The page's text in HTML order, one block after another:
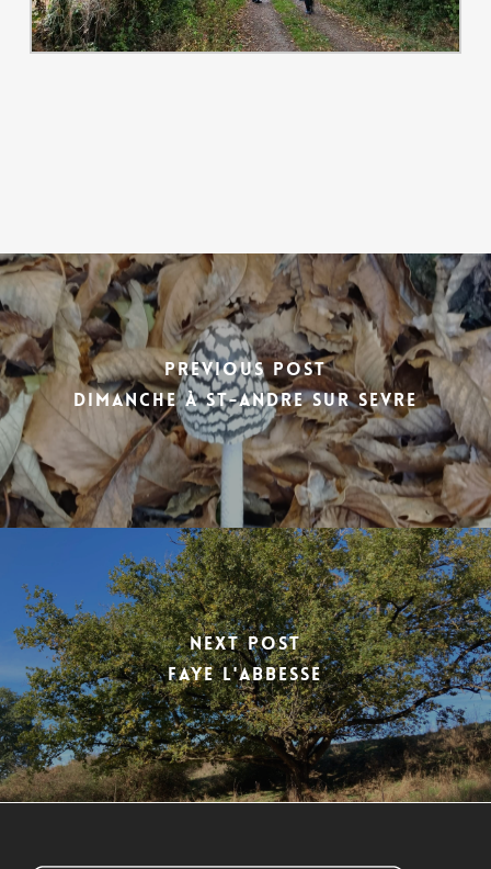
Previous Post
dimanche à ST-ANDRE SUR SEVRE
Next Post
FAYE L'ABBESSE